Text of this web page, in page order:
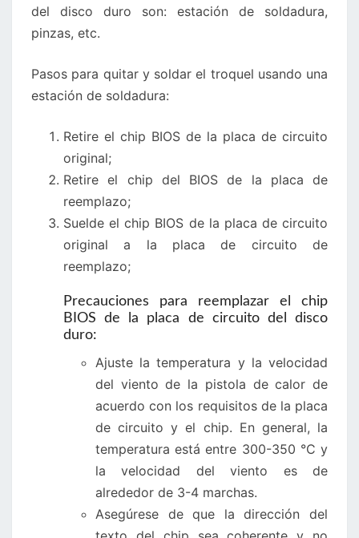
del disco duro son: estación de soldadura,
pinzas, etc.
Pasos para quitar y soldar el troquel usando una
estación de soldadura:
Retire el chip BIOS de la placa de circuito
original;
Retire el chip del BIOS de la placa de
reemplazo;
Suelde el chip BIOS de la placa de circuito
original a la placa de circuito de
reemplazo;
Precauciones para reemplazar el chip
BIOS de la placa de circuito del disco
duro:
Ajuste la temperatura y la velocidad
del viento de la pistola de calor de
acuerdo con los requisitos de la placa
de circuito y el chip. En general, la
temperatura está entre 300-350 °C y
la velocidad del viento es de
alrededor de 3-4 marchas.
Asegúrese de que la dirección del